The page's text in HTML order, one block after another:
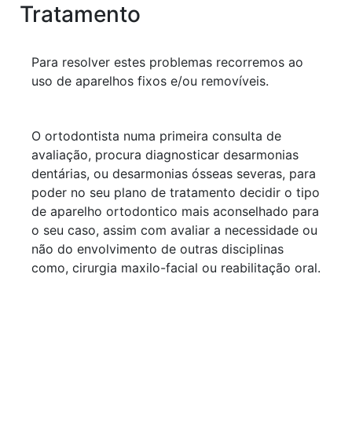
Tratamento
Para resolver estes problemas recorremos ao
uso de aparelhos fixos e/ou removíveis.
O ortodontista numa primeira consulta de
avaliação, procura diagnosticar desarmonias
dentárias, ou desarmonias ósseas severas, para
poder no seu plano de tratamento decidir o tipo
de aparelho ortodontico mais aconselhado para
o seu caso, assim com avaliar a necessidade ou
não do envolvimento de outras disciplinas
como, cirurgia maxilo-facial ou reabilitação oral.